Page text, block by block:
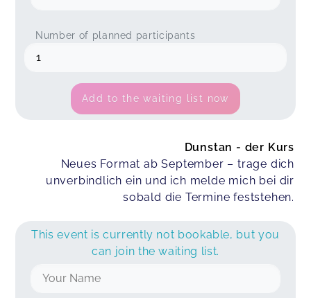
Number of planned participants
Add to the waiting list now
Dunstan - der Kurs
Neues Format ab September – trage dich
unverbindlich ein und ich melde mich bei dir
sobald die Termine feststehen.
This event is currently not bookable, but you
can join the waiting list.